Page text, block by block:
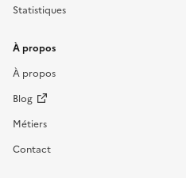
Statistiques
À propos
À propos
Blog
Métiers
Contact